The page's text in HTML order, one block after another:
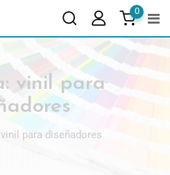
0
vinil para
vinil para diseñadores